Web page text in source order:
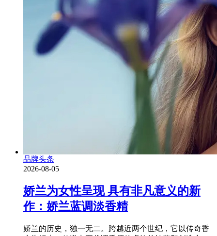
品牌头条
2026-08-05
娇兰为女性呈现 具有非凡意义的新
作：娇兰蓝调淡香精
娇兰的历史，独一无二。跨越近两个世纪，它以传奇香